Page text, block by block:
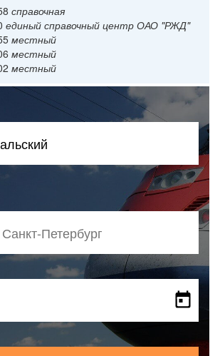
справочная
единый справочный центр ОАО "РЖД"
местный
местный
местный